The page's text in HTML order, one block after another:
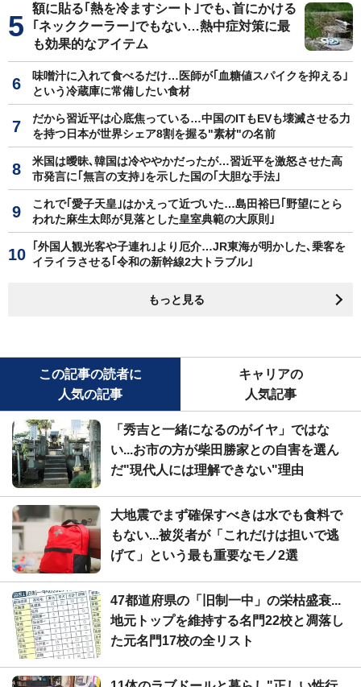
額に貼る｢熱を冷ますシート｣でも､首にかける
｢ネッククーラー｣でもない…熱中症対策に最
も効果的なアイテム
味噌汁に入れて食べるだけ…医師が｢血糖値スパイクを抑える｣
という冷蔵庫に常備したい食材
だから習近平は心底焦っている…中国のITもEVも壊滅させる力
を持つ日本が世界シェア8割を握る"素材"の名前
米国は曖昧､韓国は冷ややかだったが…習近平を激怒させた高
市発言に｢無言の支持｣を示した国の｢大胆な手法｣
これで｢愛子天皇｣はかえって近づいた…島田裕巳｢野望にとら
われた麻生太郎が見落とした皇室典範の大原則｣
｢外国人観光客や子連れ｣より厄介…JR東海が明かした､乗客を
イライラさせる｢令和の新幹線2大トラブル｣
もっと見る
この記事の読者に
人気の記事
キャリアの
人気記事
「秀吉と一緒になるのがイヤ」ではな
い...お市の方が柴田勝家との自害を選ん
だ"現代人には理解できない"理由
大地震でまず確保すべきは水でも食料で
もない...被災者が「これだけは担いで逃
げて」という最も重要なモノ2選
47都道府県の「旧制一中」の栄枯盛衰...
地元トップを維持する名門22校と凋落し
た元名門17校の全リスト